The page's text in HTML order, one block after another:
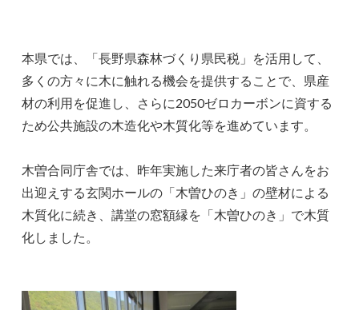
本県では、「長野県森林づくり県民税」を活用して、
多くの方々に木に触れる機会を提供することで、県産
材の利用を促進し、さらに2050ゼロカーボンに資する
ため公共施設の木造化や木質化等を進めています。
木曽合同庁舎では、昨年実施した来庁者の皆さんをお
出迎えする玄関ホールの「木曽ひのき」の壁材による
木質化に続き、講堂の窓額縁を「木曽ひのき」で木質
化しました。